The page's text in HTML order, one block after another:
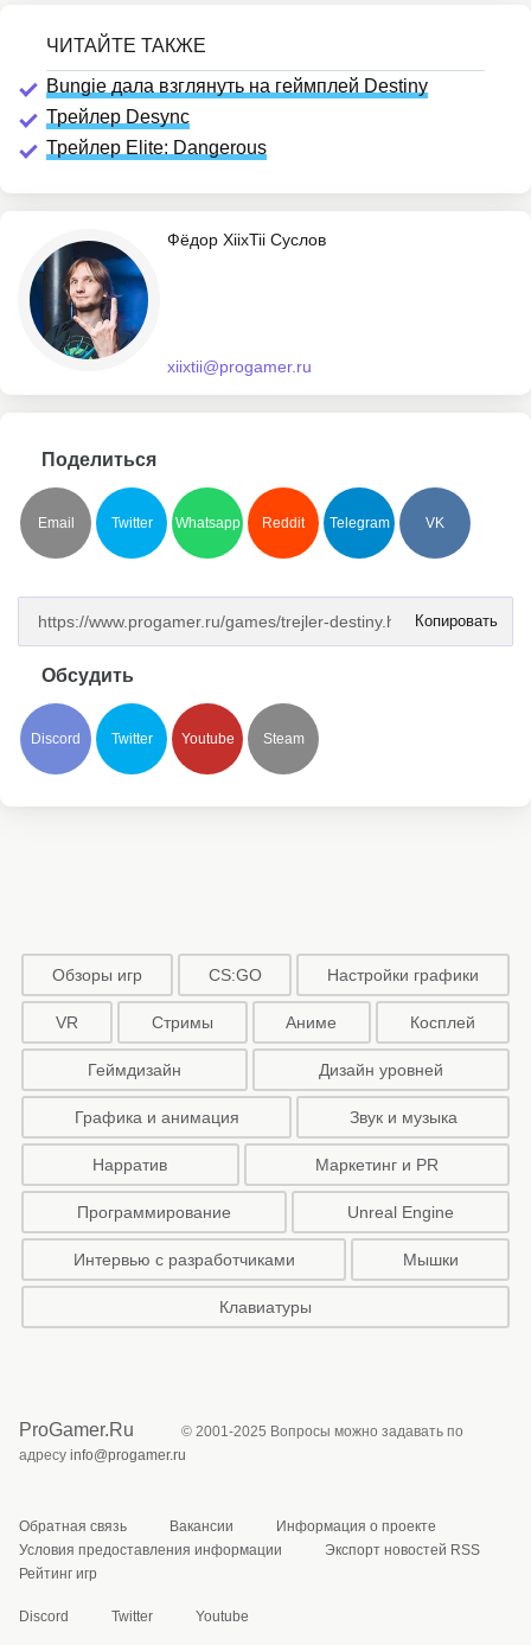
Bungie дала взглянуть на геймплей Destiny
Трейлер Desync
Трейлер Elite: Dangerous
Фёдор XiixTii Суслов
xiixtii@progamer.ru
Поделиться
Email Twitter Whatsapp Reddit Telegram VK
Копировать
Обсудить
Discord Twitter Youtube Steam
Обзоры игр CS:GO Настройки графики
VR Стримы Аниме Косплей
Геймдизайн Дизайн уровней
Графика и анимация Звук и музыка
Нарратив Маркетинг и PR
Программирование Unreal Engine
Интервью с разработчиками Мышки
Клавиатуры
ProGamer.Ru
© 2001-2025 Вопросы можно задавать по
адресу info@progamer.ru
Обратная связь Вакансии
Информация о проекте
Условия предоставления информации
Экспорт новостей RSS
Рейтинг игр
Discord Twitter Youtube